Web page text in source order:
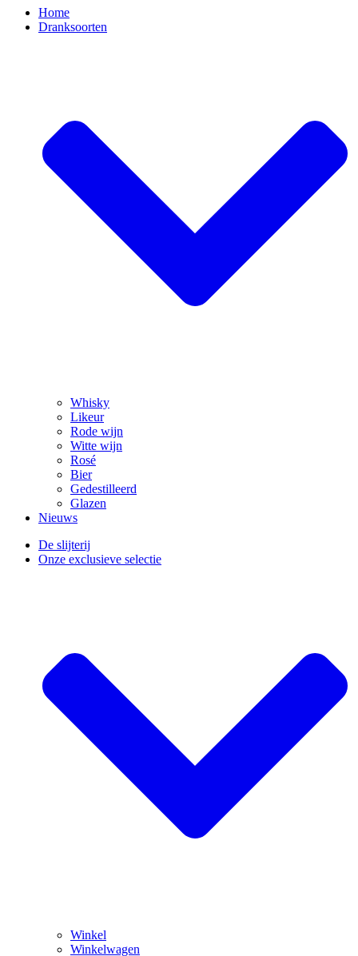
Home
Dranksoorten
Whisky
Likeur
Rode wijn
Witte wijn
Rosé
Bier
Gedestilleerd
Glazen
Nieuws
De slijterij
Onze exclusieve selectie
Winkel
Winkelwagen